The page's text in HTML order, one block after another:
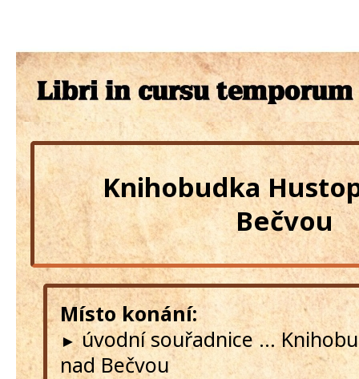
Knihobudka
Bečvou
Místo konání:
►úvodní souřadnice ...
nad Bečvou